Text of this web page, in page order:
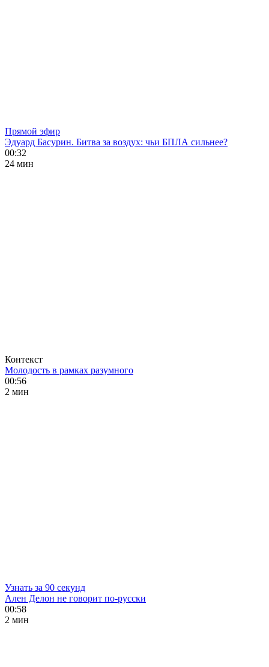
Прямой эфир
Эдуард Басурин. Битва за воздух: чьи БПЛА сильнее?
00:32
24 мин
Контекст
Молодость в рамках разумного
00:56
2 мин
Узнать за 90 секунд
Ален Делон не говорит по-русски
00:58
2 мин